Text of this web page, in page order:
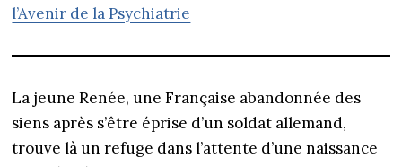
l’Avenir de la Psychiatrie
La jeune Renée, une Française abandonnée des
siens après s’être éprise d’un soldat allemand,
trouve là un refuge dans l’attente d’une naissance